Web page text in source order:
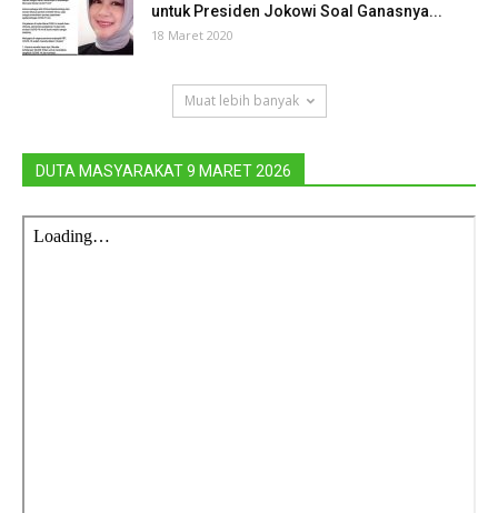
untuk Presiden Jokowi Soal Ganasnya...
18 Maret 2020
Muat lebih banyak
DUTA MASYARAKAT 9 MARET 2026